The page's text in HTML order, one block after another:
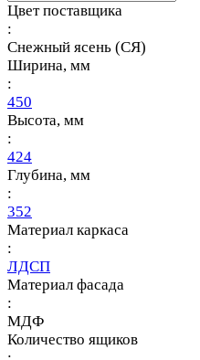
Цвет поставщика
:
Снежный ясень (СЯ)
Ширина, мм
:
450
Высота, мм
:
424
Глубина, мм
:
352
Материал каркаса
:
ЛДСП
Материал фасада
:
МДФ
Количество ящиков